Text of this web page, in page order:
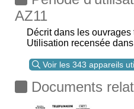
AZ11
Décrit dans les
Utilisation recensée
Voir les 343 appareils
Documents